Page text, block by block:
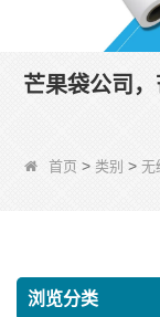
芒果袋公司
首页 > 类别 > 无
浏览分类